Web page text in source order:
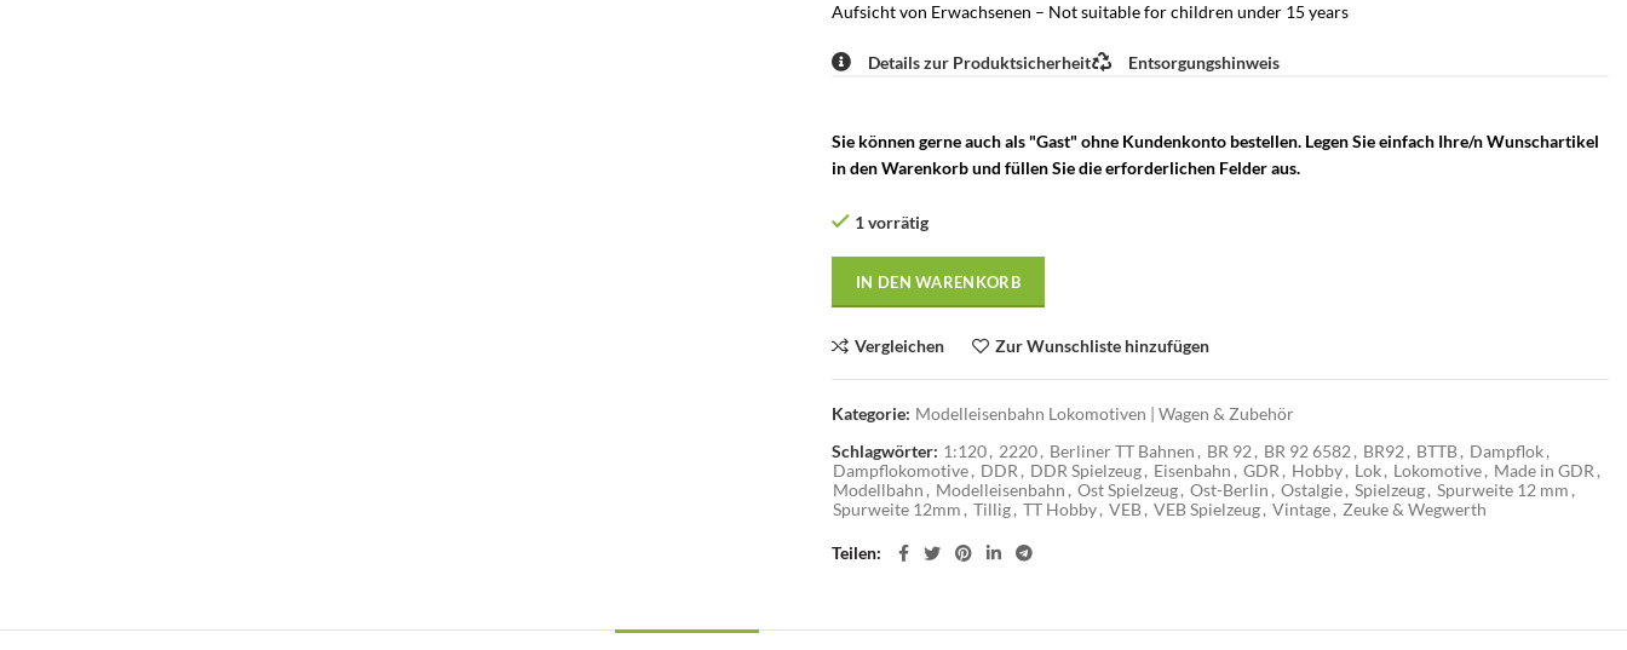
Aufsicht von Erwachsenen – Not suitable for children under 15 years
Details zur Produktsicherheit Entsorgungshinweis
Sie können gerne auch als "Gast" ohne Kundenkonto bestellen. Legen Sie einfach Ihre/n Wunschartikel
in den Warenkorb und füllen Sie die erforderlichen Felder aus.
1 vorrätig
IN DEN WARENKORB
Vergleichen Zur Wunschliste hinzufügen
Kategorie: Modelleisenbahn Lokomotiven | Wagen & Zubehör
Schlagwörter: 1:120, 2220, Berliner TT Bahnen , BR 92 , BR 92 6582 , BR92 , BTTB, Dampflok,
Dampflokomotive, DDR , DDR Spielzeug, Eisenbahn , GDR , Hobby, Lok, Lokomotive, Made in GDR ,
Modellbahn , Modelleisenbahn , Ost Spielzeug, Ost-Berlin , Ostalgie, Spielzeug, Spurweite 12 mm ,
Spurweite 12mm , Tillig, TT Hobby, VEB, VEB Spielzeug, Vintage, Zeuke & Wegwerth
Teilen